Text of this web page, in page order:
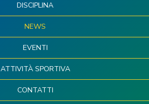
DISCIPLINA
NEWS
EVENTI
ATTIVITÀ SPORTIVA
CONTATTI